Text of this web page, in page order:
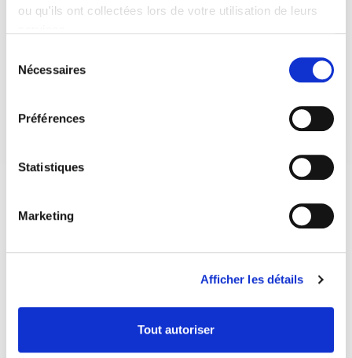
ou qu'ils ont collectées lors de votre utilisation de leurs
Nécessaires
Préférences
Statistiques
Marketing
Afficher les détails
Tout autoriser